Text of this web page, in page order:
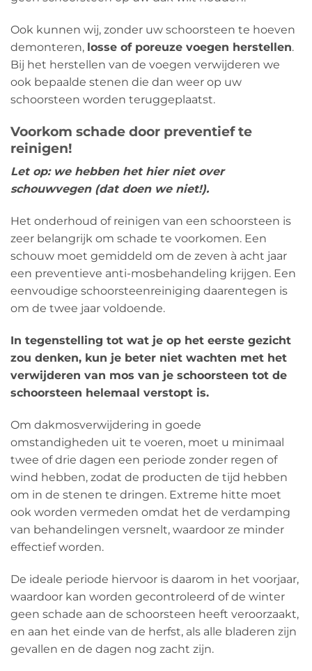
Ook kunnen wij, zonder uw schoorsteen te hoeven
demonteren, losse of poreuze voegen herstellen.
Bij het herstellen van de voegen verwijderen we
ook bepaalde stenen die dan weer op uw
schoorsteen worden teruggeplaatst.
Voorkom schade door preventief te
reinigen!
Let op: we hebben het hier niet over
schouwvegen (dat doen we niet!).
Het onderhoud of reinigen van een schoorsteen is
zeer belangrijk om schade te voorkomen. Een
schouw moet gemiddeld om de zeven à acht jaar
een preventieve anti-mosbehandeling krijgen. Een
eenvoudige schoorsteenreiniging daarentegen is
om de twee jaar voldoende.
In tegenstelling tot wat je op het eerste gezicht
zou denken, kun je beter niet wachten met het
verwijderen van mos van je schoorsteen tot de
schoorsteen helemaal verstopt is.
Om dakmosverwijdering in goede
omstandigheden uit te voeren, moet u minimaal
twee of drie dagen een periode zonder regen of
wind hebben, zodat de producten de tijd hebben
om in de stenen te dringen. Extreme hitte moet
ook worden vermeden omdat het de verdamping
van behandelingen versnelt, waardoor ze minder
effectief worden.
De ideale periode hiervoor is daarom in het voorjaar,
waardoor kan worden gecontroleerd of de winter
geen schade aan de schoorsteen heeft veroorzaakt,
en aan het einde van de herfst, als alle bladeren zijn
gevallen en de dagen nog zacht zijn.